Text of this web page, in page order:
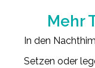
Mehr
In den
Setzen oder